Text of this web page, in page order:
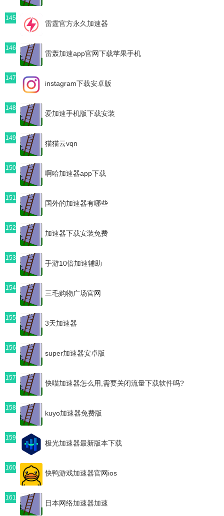
145
雷霆官方永久加速器
146
雷轰加速app官网下载苹果手机
147
instagram下载安卓版
148
爱加速手机版下载安装
149
猫猫云vqn
150
啊哈加速器app下载
151
国外的加速器有哪些
152
加速器下载安装免费
153
手游10倍加速辅助
154
三毛购物广场官网
155
3天加速器
156
super加速器安卓版
157
快喵加速器怎么用,需要关闭流量下载软件吗?
158
kuyo加速器免费版
159
极光加速器最新版本下载
160
快鸭游戏加速器官网ios
161
日本网络加速器加速